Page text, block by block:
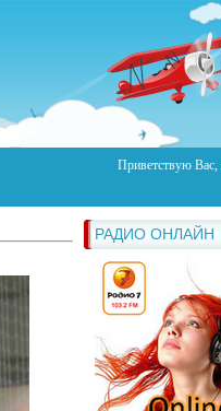
Приветствую Вас,
РАДИО ОНЛАЙН